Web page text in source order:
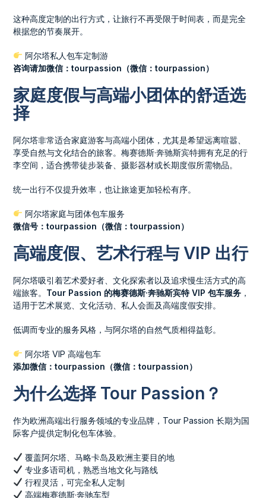
这种高度定制的出行方式，让旅行不再受限于时间表，而是完全
根据您的节奏展开。
阿尔塔私人包车定制游
咨询请加微信：tourpassion（微信：tourpassion）
家庭度假与高端小团体的舒适选
择
阿尔塔非常适合家庭游客与高端小团体，尤其是希望远离喧嚣、
享受自然与文化结合的旅客。梅赛德斯·奔驰斯宾特拥有充足的行
李空间，适合携带徒步装备、摄影器材或长期度假所需物品。
统一出行不仅提升效率，也让旅途更加轻松有序。
阿尔塔家庭与团体包车服务
微信号：tourpassion（微信：tourpassion）
高端度假、艺术行程与 VIP 出行
阿尔塔吸引着艺术爱好者、文化探索者以及追求慢生活方式的高
端旅客。 Tour Passion 的梅赛德斯·奔驰斯宾特 VIP 包车服务 ，
适用于艺术展览、文化活动、私人会面及高端度假安排。
低调而专业的服务风格，与阿尔塔的自然气质相得益彰。
阿尔塔 VIP 高端包车
添加微信：tourpassion（微信：tourpassion）
为什么选择 Tour Passion？
作为欧洲高端出行服务领域的专业品牌，Tour Passion 长期为国
际客户提供定制化包车体验。
覆盖阿尔塔、马略卡岛及欧洲主要目的地
专业多语司机，熟悉当地文化与路线
行程灵活，可完全私人定制
高端梅赛德斯·奔驰车型